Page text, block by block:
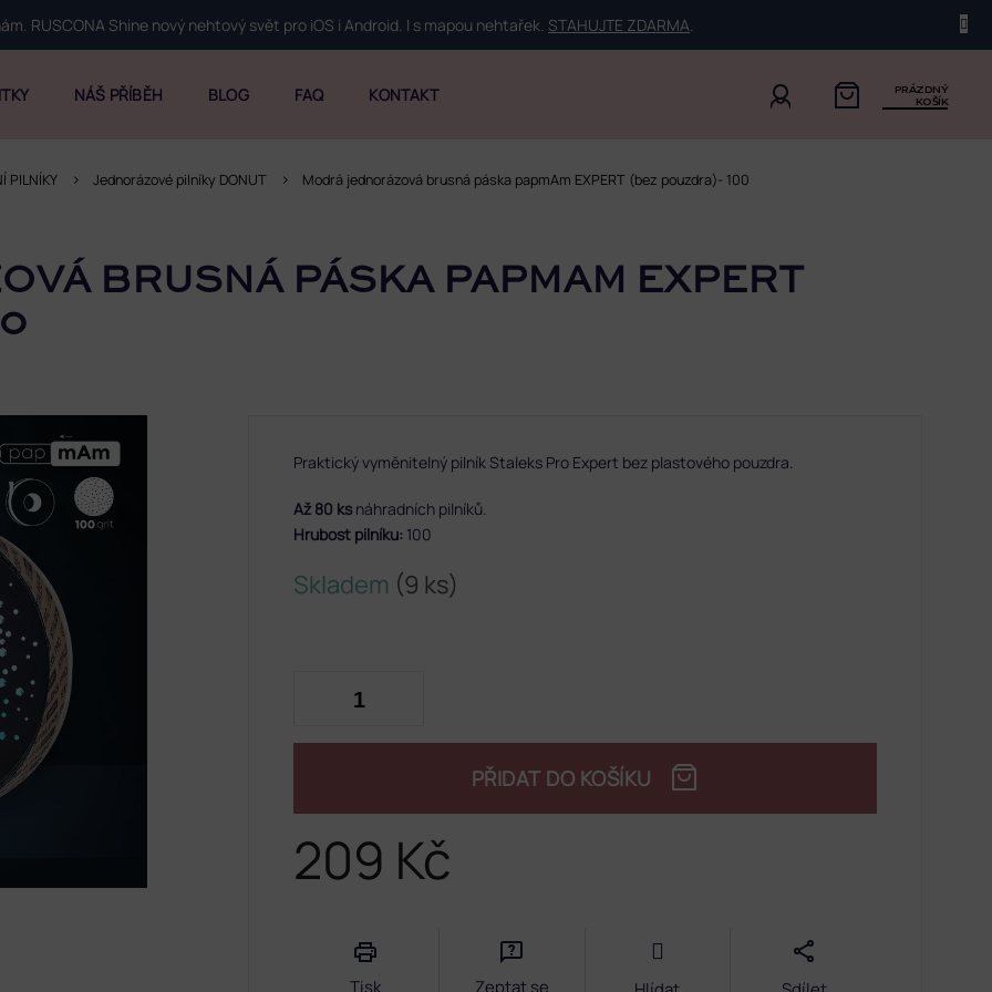
RUSCONA Shine nový nehtový svět pro iOS i Android. I s mapou nehtařek. STAHUJTE ZDARMA.
PRÁZDNÝ
KOŠÍK
NÁŠ PŘÍBĚH BLOG FAQ KONTAKT
PILNÍKY Jednorázové pilníky DONUT Modrá jednorázová brusná páska papmAm EXPERT (bez pouzdra)- 100
BRUSNÁ PÁSKA PAPMAM EXPERT
209 Kč
Skladem (9 ks)
PŘIDAT DO KOŠÍKU
Praktický vyměnitelný pilník Staleks Pro Expert bez plastového pouzdra.
Až 80 ks náhradních pilníků.
Hrubost pilníku: 100
Tisk Zeptat se